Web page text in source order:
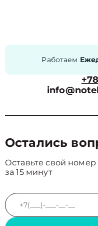
Работаем
Остались
Оставьте свой
за 15 минут